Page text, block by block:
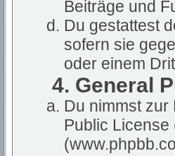
Beiträge und
Du gestattest
sofern sie
oder einem
4. General
Du nimmst
Public